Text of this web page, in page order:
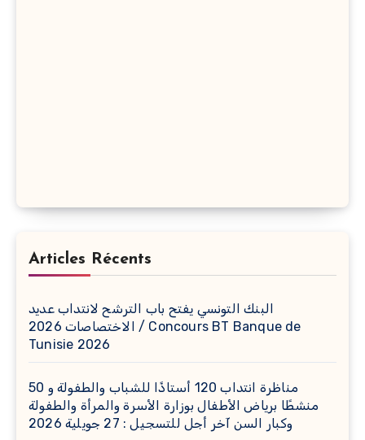
Articles Récents
البنك التونسي يفتح باب الترشح لانتداب عديد
الاختصاصات 2026 / Concours BT Banque de
Tunisie 2026
مناظرة انتداب 120 أستاذًا للشباب والطفولة و 50
منشطًا برياض الأطفال بوزارة الأسرة والمرأة والطفولة
وكبار السن آخر أجل للتسجيل : 27 جويلية 2026